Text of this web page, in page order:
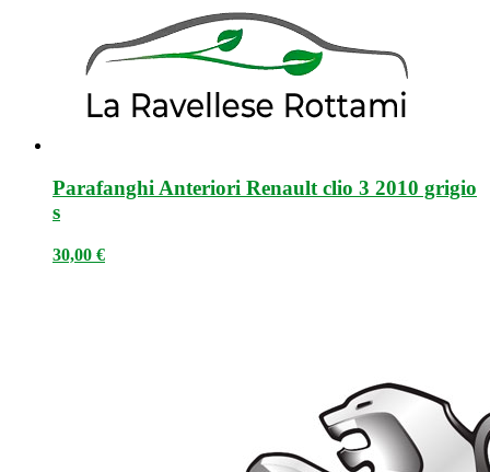
Parafanghi Anteriori Renault clio 3 2010 grigio
s
30,00 €